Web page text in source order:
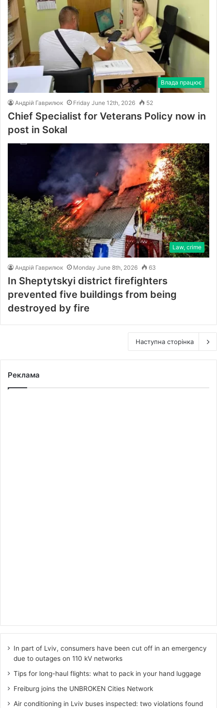
Влада працює
Андрій Гаврилюк Friday June 12th, 2026 52
Chief Specialist for Veterans Policy now in
post in Sokal
Law, crime
Андрій Гаврилюк Monday June 8th, 2026 63
In Sheptytskyi district firefighters
prevented five buildings from being
destroyed by fire
Наступна сторінка
Реклама
In part of Lviv, consumers have been cut off in an emergency
due to outages on 110 kV networks
Tips for long-haul flights: what to pack in your hand luggage
Freiburg joins the UNBROKEN Cities Network
Air conditioning in Lviv buses inspected: two violations found